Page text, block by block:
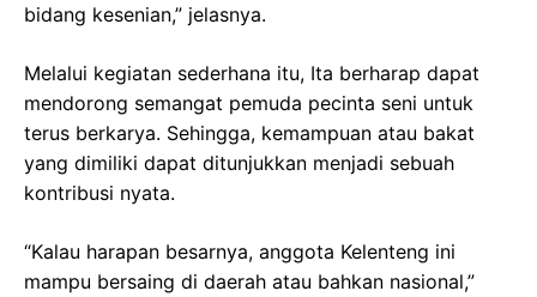
bidang kesenian,” jelasnya.
Melalui kegiatan sederhana itu, Ita berharap dapat
mendorong semangat pemuda pecinta seni untuk
terus berkarya. Sehingga, kemampuan atau bakat
yang dimiliki dapat ditunjukkan menjadi sebuah
kontribusi nyata.
“Kalau harapan besarnya, anggota Kelenteng ini
mampu bersaing di daerah atau bahkan nasional,”